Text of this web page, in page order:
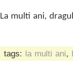
La multi ani,
tags: la multi ani,